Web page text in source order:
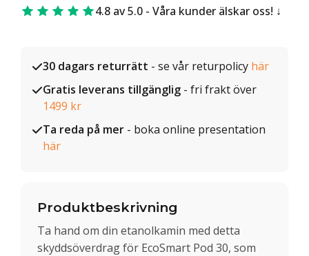
4.8 av 5.0 - Våra kunder älskar oss!
30 dagars returrätt - se vår returpolicy här
Gratis leverans tillgänglig - fri frakt över
1499 kr
Ta reda på mer - boka online presentation
här
Produktbeskrivning
Ta hand om din etanolkamin med detta
skyddsöverdrag för EcoSmart Pod 30, som